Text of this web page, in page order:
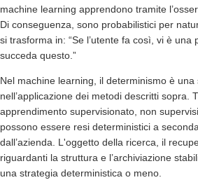
machine learning apprendono tramite
Di conseguenza, sono probabilistici per
si trasforma in: “Se l’utente fa così, vi è una
succeda questo.”
Nel machine learning, il determinismo è
nell’applicazione dei metodi descritti sopra.
apprendimento supervisionato, non
possono essere resi deterministici a
dall’azienda. L'oggetto della ricerca, il
riguardanti la struttura e l’archiviazione
una strategia deterministica o meno.